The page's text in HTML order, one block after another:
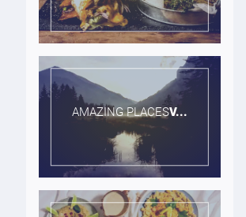
AMAZING PLACES​V...